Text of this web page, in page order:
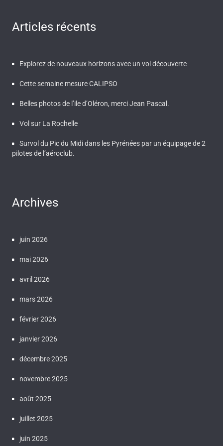
Articles récents
Explorez de nouveaux horizons avec un vol découverte
Cette semaine mesure CALIPSO
Belles photos de l’ile d’Oléron, merci Jean Pascal.
Vol sur La Rochelle
Survol du Pic du Midi dans les Pyrénées par un équipage de 2
pilotes de l’aéroclub.
Archives
juin 2026
mai 2026
avril 2026
mars 2026
février 2026
janvier 2026
décembre 2025
novembre 2025
août 2025
juillet 2025
juin 2025